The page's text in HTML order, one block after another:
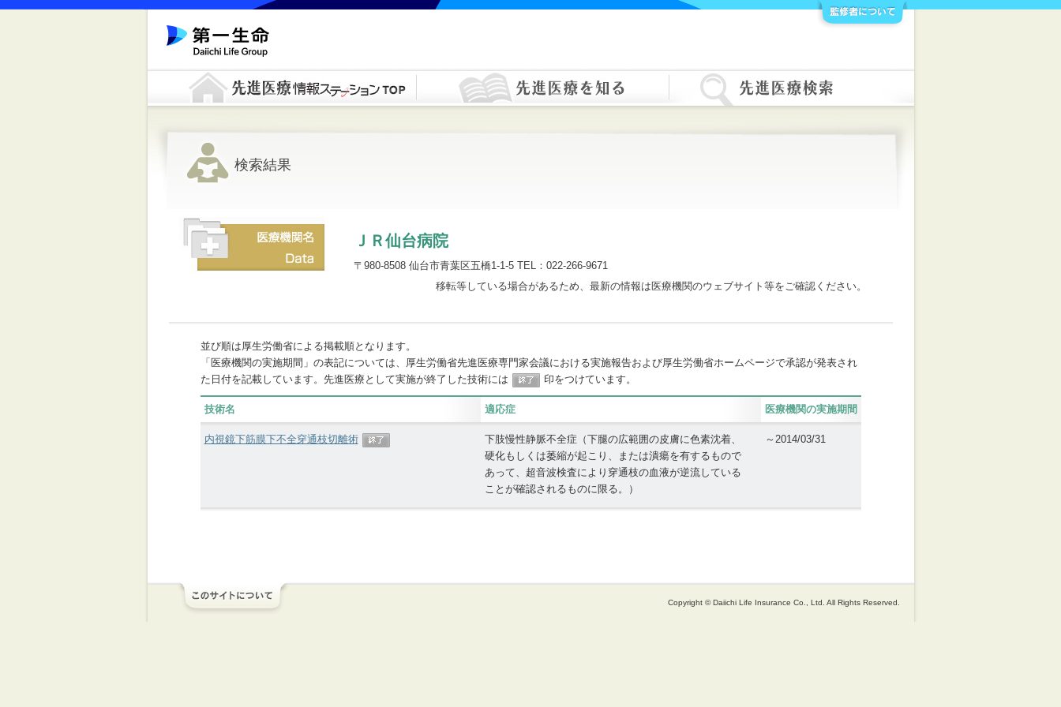
検索結果
ＪＲ仙台病院
〒980-8508 仙台市青葉区五橋1-1-5 TEL：022-266-9671
移転等している場合があるため、最新の情報は医療機関のウェブサイト等をご確認ください。
並び順は厚生労働省による掲載順となります。
「医療機関の実施期間」の表記については、厚生労働省先進医療専門家会議における実施報告および厚生労働省ホームページで承認が発表され
た日付を記載しています。先進医療として実施が終了した技術には
印をつけています。
技術名 適応症 医療機関の実施期間
内視鏡下筋膜下不全穿通枝切離術
下肢慢性静脈不全症（下腿の広範囲の皮膚に色素沈着、
硬化もしくは萎縮が起こり、または潰瘍を有するもので
あって、超音波検査により穿通枝の血液が逆流している
ことが確認されるものに限る。）
～2014/03/31
Copyright © Daiichi Life Insurance Co., Ltd. All Rights Reserved.